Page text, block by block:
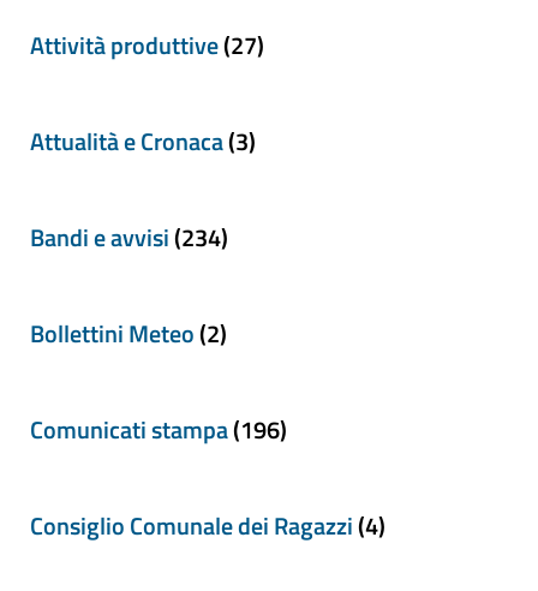
Attività produttive(27)
Attualità e Cronaca(3)
Bandi e avvisi(234)
Bollettini Meteo(2)
Comunicati stampa(196)
Consiglio Comunale dei Ragazzi(4)